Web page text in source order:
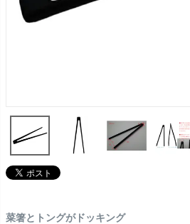
菜箸とトングがドッキング